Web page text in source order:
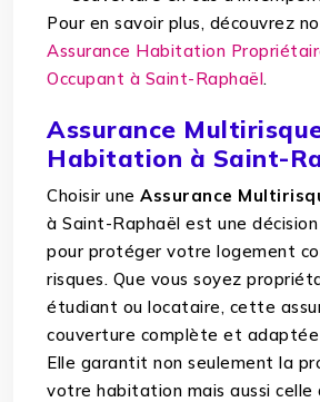
Pour en savoir plus, découvrez
Assurance Habitation
Occupant à Saint-Raphaël.
Assurance
Habitation à Saint-
Choisir uneAssurance
à Saint-Raphaël est une
pour protéger votre logement
risques. Que vous soyez
étudiant ou locataire, cette
couverture complète et adaptée
Elle garantit non seulement la
votre habitation mais aussi celle